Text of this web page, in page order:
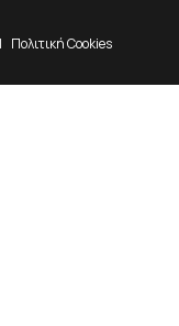
Πολιτική Cookies